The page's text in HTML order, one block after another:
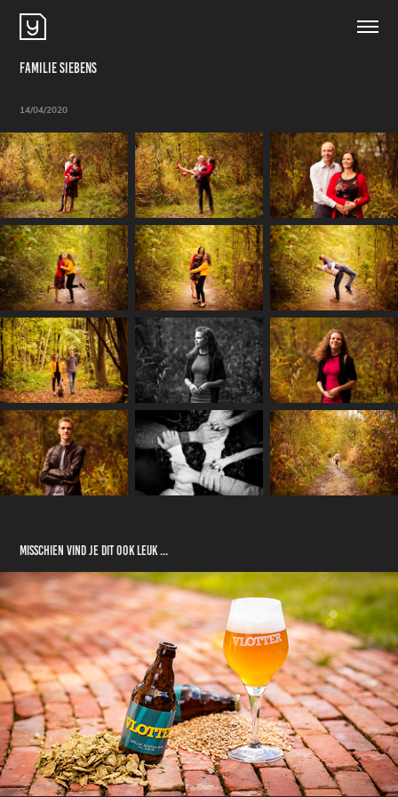
Familie Siebens
14/04/2020
Misschien vind je dit ook leuk ...
Vlotter Bier